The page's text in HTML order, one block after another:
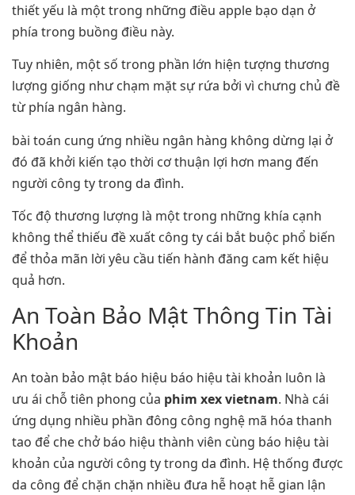
thiết yếu là một trong những điều apple bạo dạn ở
phía trong buồng điều này.
Tuy nhiên, một số trong phần lớn hiện tượng thương
lượng giống như chạm mặt sự rứa bởi vì chưng chủ đề
từ phía ngân hàng.
bài toán cung ứng nhiều ngân hàng không dừng lại ở
đó đã khởi kiến tạo thời cơ thuận lợi hơn mang đến
người công ty trong da đình.
Tốc độ thương lượng là một trong những khía cạnh
không thể thiếu đề xuất công ty cái bắt buộc phổ biến
để thỏa mãn lời yêu cầu tiến hành đăng cam kết hiệu
quả hơn.
An Toàn Bảo Mật Thông Tin Tài
Khoản
An toàn bảo mật báo hiệu báo hiệu tài khoản luôn là
ưu ái chỗ tiên phong của phim xex vietnam. Nhà cái
ứng dụng nhiều phần đông công nghệ mã hóa thanh
tao để che chở báo hiệu thành viên cùng báo hiệu tài
khoản của người công ty trong da đình. Hệ thống được
da công để chặn chặn nhiều đưa hễ hoạt hễ gian lận